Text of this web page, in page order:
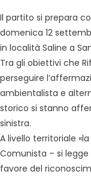
Il partito si prepara
domenica 12
in località Saline a
Tra gli obiettivi che
perseguire
ambientalista e
storico si stanno
sinistra.
A livello territoriale
Comunista – si
favore del